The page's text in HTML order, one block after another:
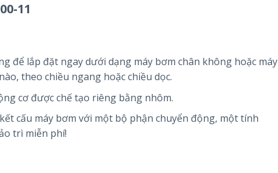
11
để lắp đặt ngay dưới dạng máy bơm chân không hoặc máy
theo chiều ngang hoặc chiều dọc.
cơ được chế tạo riêng bằng nhôm.
cấu máy bơm với một bộ phận chuyển động, một tính
trì miễn phí!